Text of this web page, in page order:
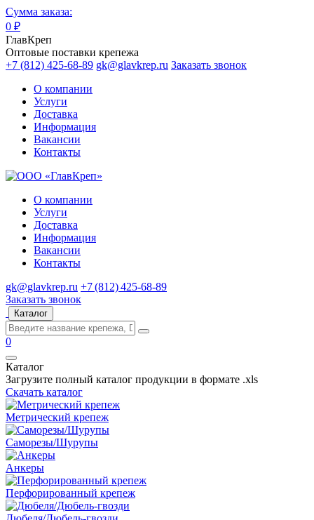
Сумма заказа:
0 ₽
ГлавКреп
Оптовые поставки крепежа
+7 (812) 425-68-89 gk@glavkrep.ru Заказать звонок
О компании
Услуги
Доставка
Информация
Вакансии
Контакты
О компании
Услуги
Доставка
Информация
Вакансии
Контакты
gk@glavkrep.ru +7 (812) 425-68-89
Заказать звонок
Каталог
0
Каталог
Загрузите полный каталог продукции в формате .xls
Скачать каталог
Метрический крепеж
Саморезы/Шурупы
Анкеры
Перфорированный крепеж